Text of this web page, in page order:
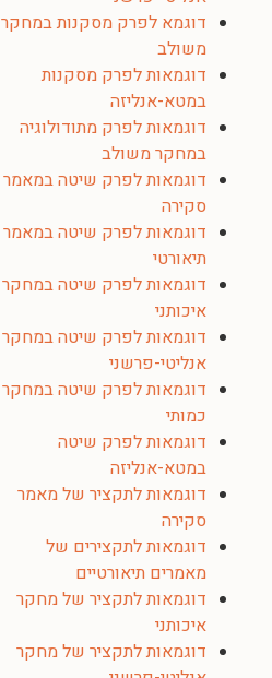
דוגמא לפרק מסקנות במחקר
משולב
דוגמאות לפרק מסקנות
במטא-אנליזה
דוגמאות לפרק מתודולוגיה
במחקר משולב
דוגמאות לפרק שיטה במאמר
סקירה
דוגמאות לפרק שיטה במאמר
תיאורטי
דוגמאות לפרק שיטה במחקר
איכותני
דוגמאות לפרק שיטה במחקר
אנליטי-פרשני
דוגמאות לפרק שיטה במחקר
כמותי
דוגמאות לפרק שיטה
במטא-אנליזה
דוגמאות לתקציר של מאמר
סקירה
דוגמאות לתקצירים של
מאמרים תיאורטיים
דוגמאות לתקציר של מחקר
איכותני
דוגמאות לתקציר של מחקר